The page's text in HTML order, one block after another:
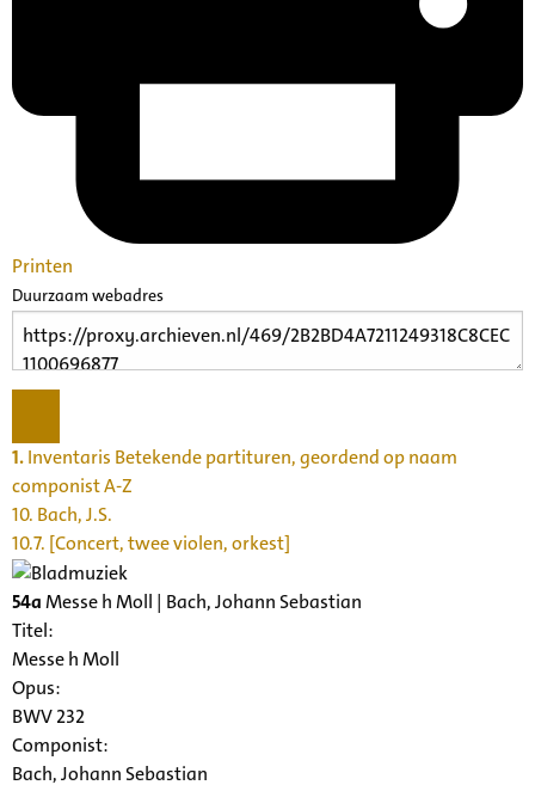
Printen
Duurzaam webadres
1.Inventaris Betekende partituren, geordend op naam
componist A-Z
10. Bach, J.S.
10.7. [Concert, twee violen, orkest]
54aMesse h Moll | Bach, Johann Sebastian
Titel:
Messe h Moll
Opus:
BWV 232
Componist:
Bach, Johann Sebastian